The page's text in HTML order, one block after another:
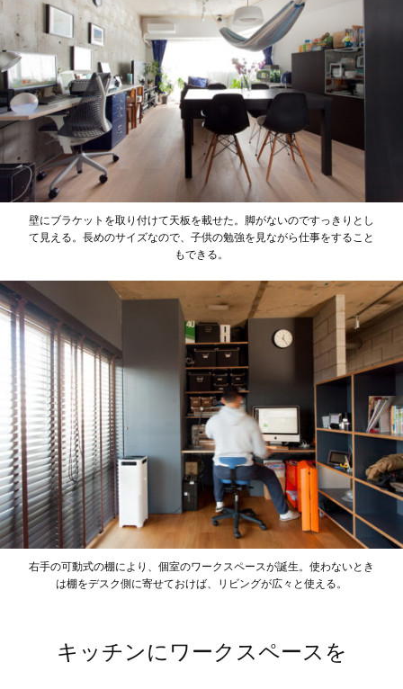
壁にブラケットを取り付けて天板を載せた。脚がないのですっきりとし
て見える。長めのサイズなので、子供の勉強を見ながら仕事をすること
もできる。
右手の可動式の棚により、個室のワークスペースが誕生。使わないとき
は棚をデスク側に寄せておけば、リビングが広々と使える。
キッチンにワークスペースを